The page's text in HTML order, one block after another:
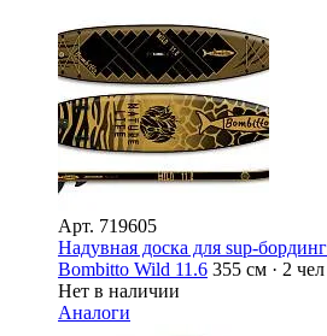
Арт. 719605
Надувная доска для sup-
Bombitto Wild 11.6 355 см · 2 чел
Нет в наличии
Аналоги